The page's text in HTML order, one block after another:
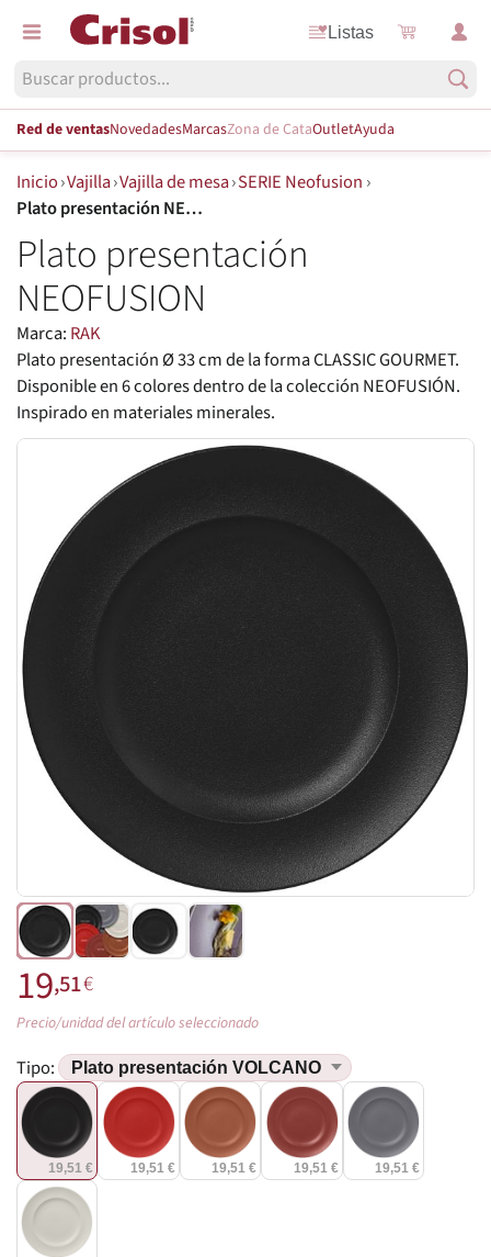
Listas
Red de ventasNovedadesMarcasZona de CataOutletAyuda
Inicio›Vajilla›Vajilla de mesa›SERIE Neofusion ›
Plato presentación NEOFUSION
Plato presentación
NEOFUSION
Marca: RAK
Plato presentación Ø 33 cm de la forma CLASSIC GOURMET.
Disponible en 6 colores dentro de la colección NEOFUSIÓN.
Inspirado en materiales minerales.
19,51€
Precio/unidad del artículo seleccionado
Tipo:
19,51 € 19,51 € 19,51 € 19,51 € 19,51 €